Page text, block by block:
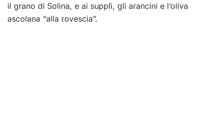
il grano di Solina, e ai supplì, gli arancini e l’oliva
ascolana “alla rovescia”.